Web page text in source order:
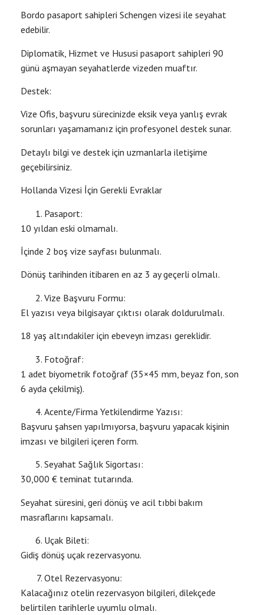
Bordo pasaport sahipleri Schengen vizesi ile seyahat
edebilir.
Diplomatik, Hizmet ve Hususi pasaport sahipleri 90
günü aşmayan seyahatlerde vizeden muaftır.
Destek:
Vize Ofis, başvuru sürecinizde eksik veya yanlış evrak
sorunları yaşamamanız için profesyonel destek sunar.
Detaylı bilgi ve destek için uzmanlarla iletişime
geçebilirsiniz.
Hollanda Vizesi İçin Gerekli Evraklar
Pasaport:
10 yıldan eski olmamalı.
İçinde 2 boş vize sayfası bulunmalı.
Dönüş tarihinden itibaren en az 3 ay geçerli olmalı.
Vize Başvuru Formu:
El yazısı veya bilgisayar çıktısı olarak doldurulmalı.
18 yaş altındakiler için ebeveyn imzası gereklidir.
Fotoğraf:
1 adet biyometrik fotoğraf (35×45 mm, beyaz fon, son
6 ayda çekilmiş).
Acente/Firma Yetkilendirme Yazısı:
Başvuru şahsen yapılmıyorsa, başvuru yapacak kişinin
imzası ve bilgileri içeren form.
Seyahat Sağlık Sigortası:
30,000 € teminat tutarında.
Seyahat süresini, geri dönüş ve acil tıbbi bakım
masraflarını kapsamalı.
Uçak Bileti:
Gidiş dönüş uçak rezervasyonu.
Otel Rezervasyonu:
Kalacağınız otelin rezervasyon bilgileri, dilekçede
belirtilen tarihlerle uyumlu olmalı.